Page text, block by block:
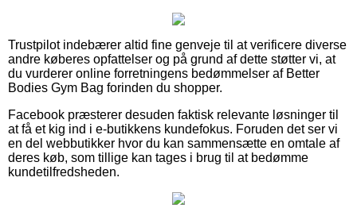
Trustpilot indebærer altid fine genveje til at verificere diverse
andre køberes opfattelser og på grund af dette støtter vi, at
du vurderer online forretningens bedømmelser af Better
Bodies Gym Bag forinden du shopper.
Facebook præsterer desuden faktisk relevante løsninger til
at få et kig ind i e-butikkens kundefokus. Foruden det ser vi
en del webbutikker hvor du kan sammensætte en omtale af
deres køb, som tillige kan tages i brug til at bedømme
kundetilfredsheden.